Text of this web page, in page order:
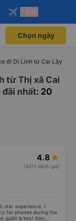
Mở app
Mở app
-30k
Chọn ngày
đi Di Linh từ Cai Lậy
từ Thị xã Cai
đãi nhất: 20
4.8
(4011 đánh giá)
star experience, I
for phones during the
quiet is key! Also,